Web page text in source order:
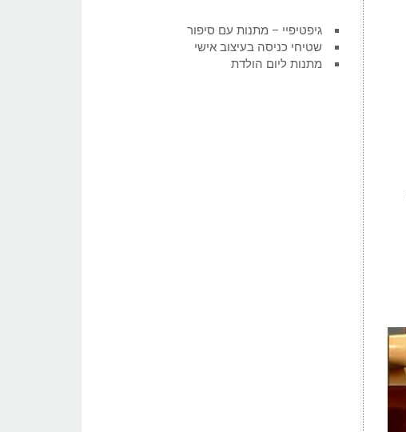
גיפטיפיי – מתנות עם סיפור
שטיחי כניסה בעיצוב אישי
מתנות ליום הולדת